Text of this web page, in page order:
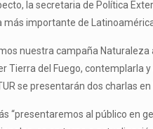
la secretaria de Política
más importante de
nuestra campaña
Tierra del Fuego, contemplarla
se presentarán dos charlas
“presentaremos al público en